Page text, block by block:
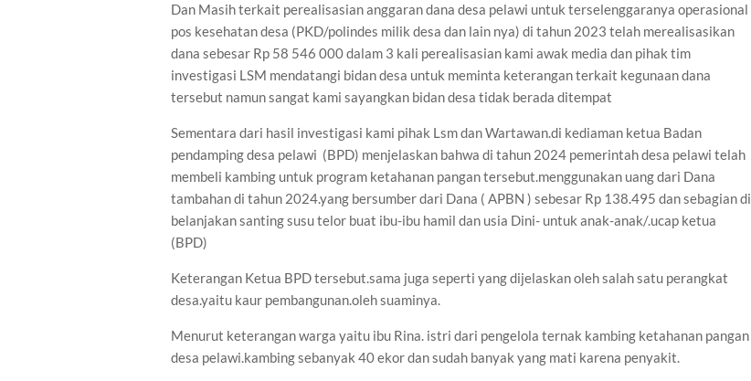
Dan Masih terkait perealisasian anggaran dana desa pelawi untuk terselenggaranya operasional
pos kesehatan desa (PKD/polindes milik desa dan lain nya) di tahun 2023 telah merealisasikan
dana sebesar Rp 58 546 000 dalam 3 kali perealisasian kami awak media dan pihak tim
investigasi LSM mendatangi bidan desa untuk meminta keterangan terkait kegunaan dana
tersebut namun sangat kami sayangkan bidan desa tidak berada ditempat
Sementara dari hasil investigasi kami pihak Lsm dan Wartawan.di kediaman ketua Badan
pendamping desa pelawi (BPD) menjelaskan bahwa di tahun 2024 pemerintah desa pelawi telah
membeli kambing untuk program ketahanan pangan tersebut.menggunakan uang dari Dana
tambahan di tahun 2024.yang bersumber dari Dana ( APBN ) sebesar Rp 138.495 dan sebagian di
belanjakan santing susu telor buat ibu-ibu hamil dan usia Dini- untuk anak-anak/.ucap ketua
(BPD)
Keterangan Ketua BPD tersebut.sama juga seperti yang dijelaskan oleh salah satu perangkat
desa.yaitu kaur pembangunan.oleh suaminya.
Menurut keterangan warga yaitu ibu Rina. istri dari pengelola ternak kambing ketahanan pangan
desa pelawi.kambing sebanyak 40 ekor dan sudah banyak yang mati karena penyakit.